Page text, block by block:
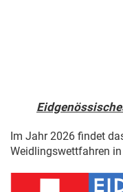
Im Jahr 2026 findet
Weidlingswettfahren